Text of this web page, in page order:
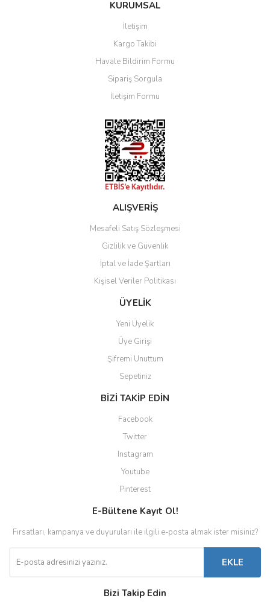
Ürün resmi kalitesiz, bozuk veya görüntülenemiyor.
Ürün açıklamasında eksik bilgiler bulunuyor.
Ürün bilgilerinde hatalar bulunuyor.
Ürün fiyatı diğer sitelerden daha pahalı.
Gönder
KURUMSAL
İletişim
Kargo Takibi
Havale Bildirim Formu
Sipariş Sorgula
İletişim Formu
ALIŞVERİŞ
Mesafeli Satış Sözleşmesi
Gizlilik ve Güvenlik
İptal ve İade Şartları
Kişisel Veriler Politikası
ÜYELİK
Yeni Üyelik
Üye Girişi
Şifremi Unuttum
Sepetiniz
BİZİ TAKİP EDİN
Facebook
Twitter
Instagram
Youtube
Pinterest
E-Bültene Kayıt Ol!
Fırsatları, kampanya ve duyuruları ile ilgili e-posta almak ister misiniz?
EKLE
Bizi Takip Edin